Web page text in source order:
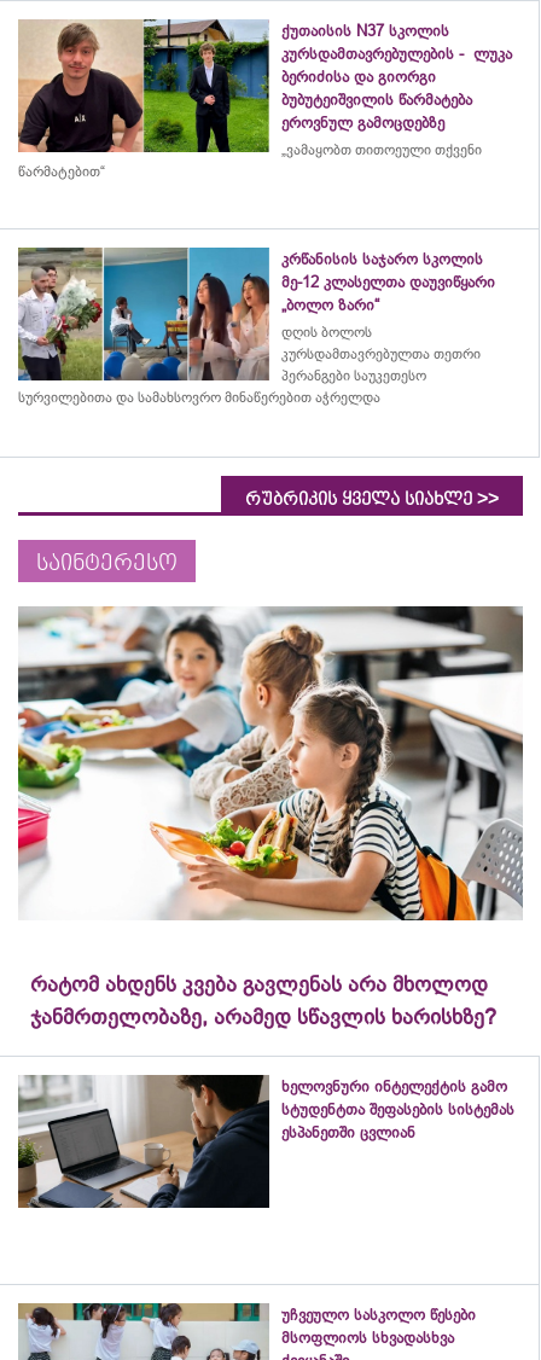
ქუთაისის N37 სკოლის
კურსდამთავრებულების - ლუკა
ბერიძისა და გიორგი
ბუბუტეიშვილის წარმატება
ეროვნულ გამოცდებზე
„ვამაყობთ თითოეული თქვენი
წარმატებით“
კრწანისის საჯარო სკოლის
მე-12 კლასელთა დაუვიწყარი
„ბოლო ზარი“
დღის ბოლოს
კურსდამთავრებულთა თეთრი
პერანგები საუკეთესო
სურვილებითა და სამახსოვრო მინაწერებით აჭრელდა
რუბრიკის ყველა სიახლე >>
საინტერესო
რატომ ახდენს კვება გავლენას არა მხოლოდ
ჯანმრთელობაზე, არამედ სწავლის ხარისხზე?
ხელოვნური ინტელექტის გამო
სტუდენტთა შეფასების სისტემას
ესპანეთში ცვლიან
უჩვეულო სასკოლო წესები
მსოფლიოს სხვადასხვა